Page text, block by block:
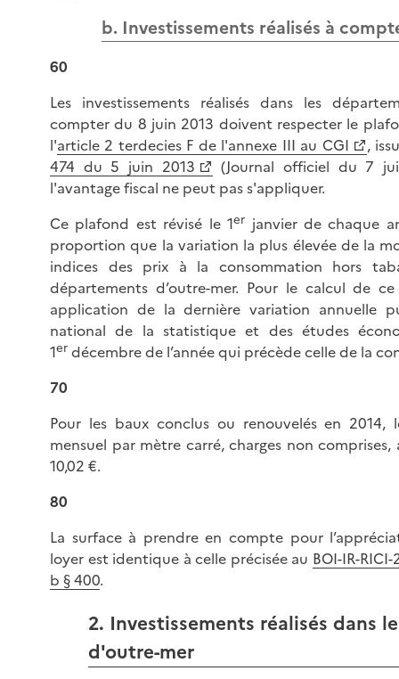
b. Investissements réalisés à
60
Les investissements réalisés dans les
compter du 8 juin 2013 doivent respecter le
l'article 2 terdecies F de l'annexe III au CGI
,
474 du 5 juin 2013
(Journal officiel du 7
l'avantage fiscal ne peut pas s'appliquer.
Ce plafond est révisé le 1er janvier de chaque
proportion que la variation la plus élevée de la
indices des prix à la consommation hors
départements d’outre-mer. Pour le calcul de
application de la dernière variation annuelle
national de la statistique et des études
1er décembre de l’année qui précède celle de la
70
Pour les baux conclus ou renouvelés en
mensuel par mètre carré, charges non
10,02 €.
80
La surface à prendre en compte pour
loyer est identique à celle précisée au BOI-IR-
b § 400.
2. Investissements réalisés dans
d'outre-mer